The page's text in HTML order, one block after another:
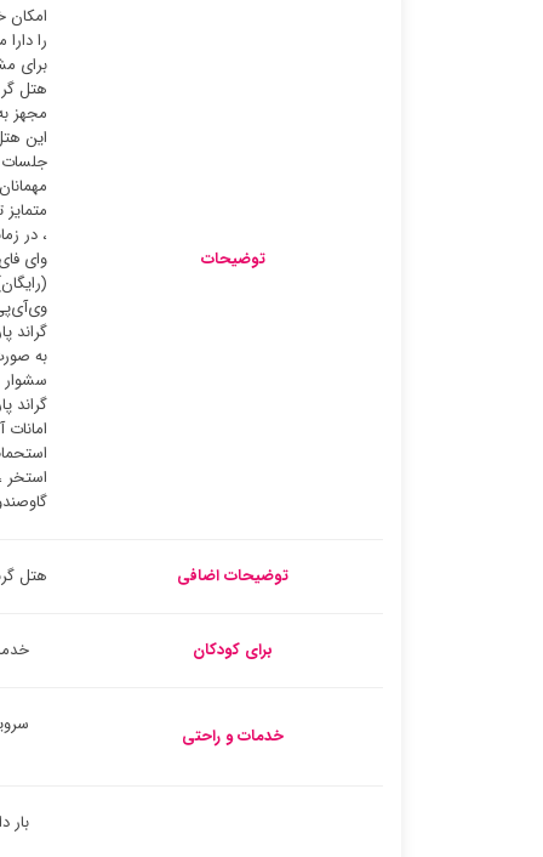
توضیحات
امکان
برای
هتل
این
جلسات
، در
وای
گراند
به
گراند
استخر
توضیحات اضافی هتل
برای کودکان
خدمات و راحتی
بار